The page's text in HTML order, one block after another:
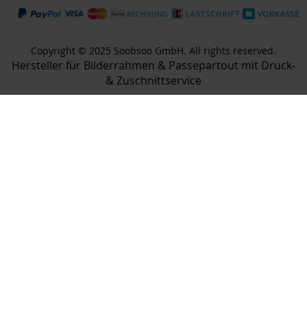
Copyright © 2025 Soobsoo GmbH. All rights reserved.
Hersteller für Bilderrahmen & Passepartout mit Druck-
& Zuschnittservice